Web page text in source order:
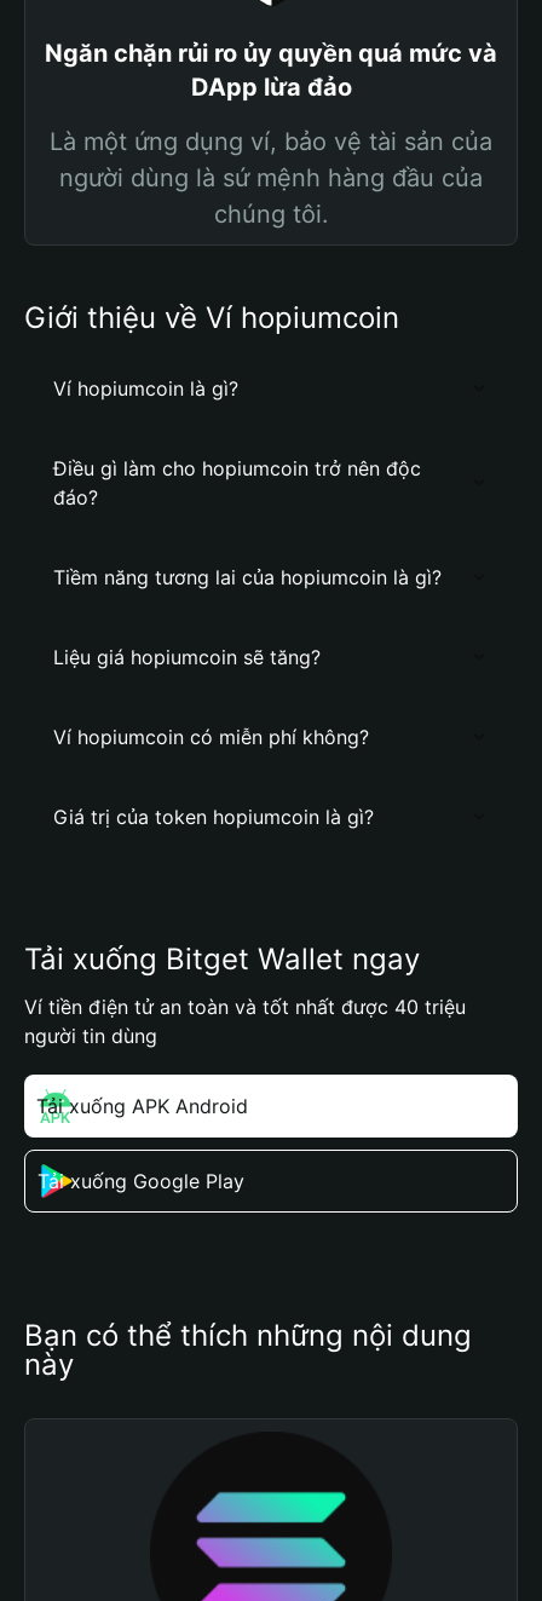
Ngăn chặn rủi ro ủy quyền quá mức và
DApp lừa đảo
Là một ứng dụng ví, bảo vệ tài sản của
người dùng là sứ mệnh hàng đầu của
chúng tôi.
Giới thiệu về Ví hopiumcoin
Ví hopiumcoin là gì?
Điều gì làm cho hopiumcoin trở nên độc
đáo?
Tiềm năng tương lai của hopiumcoin là gì?
Liệu giá hopiumcoin sẽ tăng?
Ví hopiumcoin có miễn phí không?
Giá trị của token hopiumcoin là gì?
Tải xuống Bitget Wallet ngay
Ví tiền điện tử an toàn và tốt nhất được 40 triệu
người tin dùng
Tải xuống APK Android
Tải xuống Google Play
Bạn có thể thích những nội dung
này